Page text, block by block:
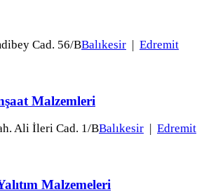
Cad. 56/BBalıkesir | Edremit
Malzemleri
Ali İleri Cad. 1/BBalıkesir Edremit
Malzemeleri